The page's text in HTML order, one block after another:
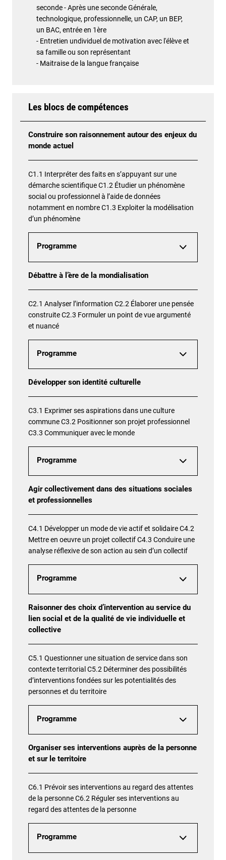
seconde - Après une seconde Générale,
technologique, professionnelle, un CAP, un BEP,
un BAC, entrée en 1ère
- Entretien undividuel de motivation avec l'élève et
sa famille ou son représentant
- Maitraise de la langue française
Les blocs de compétences
Construire son raisonnement autour des enjeux du
monde actuel
C1.1 Interpréter des faits en s’appuyant sur une
démarche scientifique C1.2 Étudier un phénomène
social ou professionnel à l’aide de données
notamment en nombre C1.3 Exploiter la modélisation
d’un phénomène
Programme
Débattre à l’ère de la mondialisation
C2.1 Analyser l’information C2.2 Élaborer une pensée
construite C2.3 Formuler un point de vue argumenté
et nuancé
Programme
Développer son identité culturelle
C3.1 Exprimer ses aspirations dans une culture
commune C3.2 Positionner son projet professionnel
C3.3 Communiquer avec le monde
Programme
Agir collectivement dans des situations sociales
et professionnelles
C4.1 Développer un mode de vie actif et solidaire C4.2
Mettre en oeuvre un projet collectif C4.3 Conduire une
analyse réflexive de son action au sein d’un collectif
Programme
Raisonner des choix d’intervention au service du
lien social et de la qualité de vie individuelle et
collective
C5.1 Questionner une situation de service dans son
contexte territorial C5.2 Déterminer des possibilités
d’interventions fondées sur les potentialités des
personnes et du territoire
Programme
Organiser ses interventions auprès de la personne
et sur le territoire
C6.1 Prévoir ses interventions au regard des attentes
de la personne C6.2 Réguler ses interventions au
regard des attentes de la personne
Programme